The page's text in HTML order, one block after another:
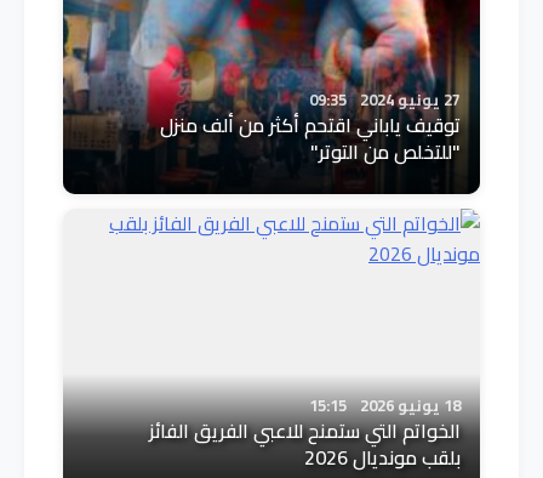
27 يونيو 2024 09:35
توقيف ياباني اقتحم أكثر من ألف منزل
"للتخلص من التوتر"
18 يونيو 2026 15:15
الخواتم التي ستمنح للاعبي الفريق الفائز
بلقب مونديال 2026